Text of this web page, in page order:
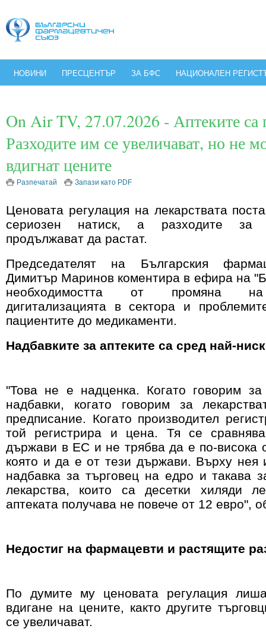
НОВИНИ ПРЕСЦЕНТЪР ЗА БФС НАЦИОНАЛЕН
On Air TV, 27.07.2026 - Аптеките са
Разходите им се увеличават, но не
вдигнат цените
Разпечатай Запази като PDF
Ценовата регулация на лекарствата
сериозен натиск, а разходите за
продължават да растат.
Председателят на Българския
Димитър Маринов коментира в ефира на
необходимостта от промяна на
дигитализацията в сектора и
пациентите до медикаменти.
Надбавките за аптеките са сред най-
"Това не е надценка. Когато говорим
надбавки, когато говорим за
предписание. Когато производител
той регистрира и цена. Тя се
държави в ЕС и не трябва да е по-висока
която и да е от тези държави. Върху нея
надбавка за търговец на едро и такава
лекарства, които са десетки хиляди
аптеката получава не повече от 12 евро",
Недостиг на фармацевти и растящите
По думите му ценовата регулация
вдигане на цените, както другите
се увеличават.